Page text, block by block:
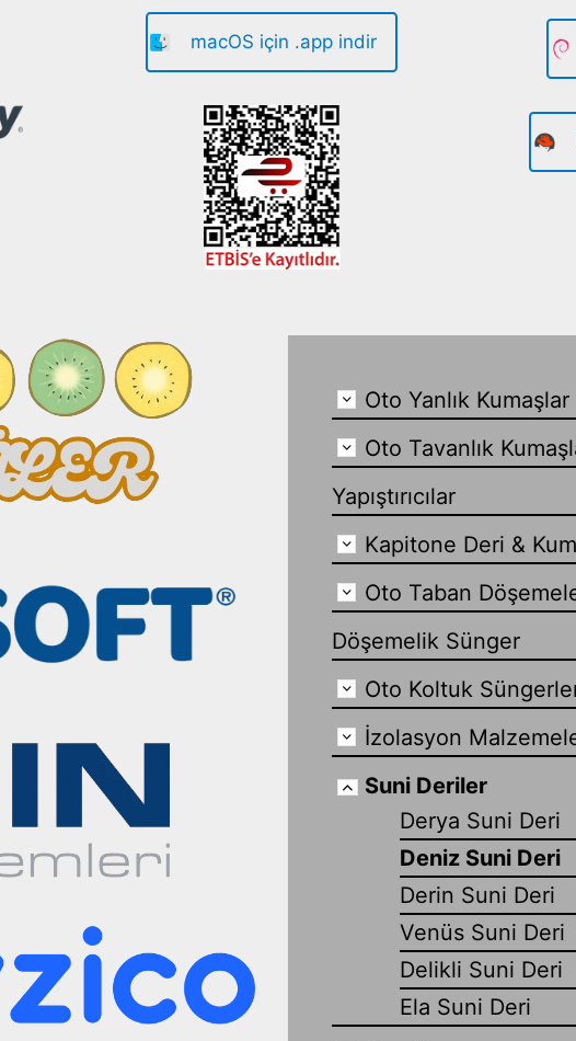
macOS için .app indir
Oto Yanlık Kumaşlar
Oto Tavanlık
Yapıştırıcılar
Kapitone Deri &
Oto Taban
Döşemelik Sünger
Oto Koltuk
İzolasyon
Suni Deriler
Derya Suni Deri
Deniz Suni Deri
Derin Suni Deri
Venüs Suni Deri
Delikli Suni Deri
Ela Suni Deri